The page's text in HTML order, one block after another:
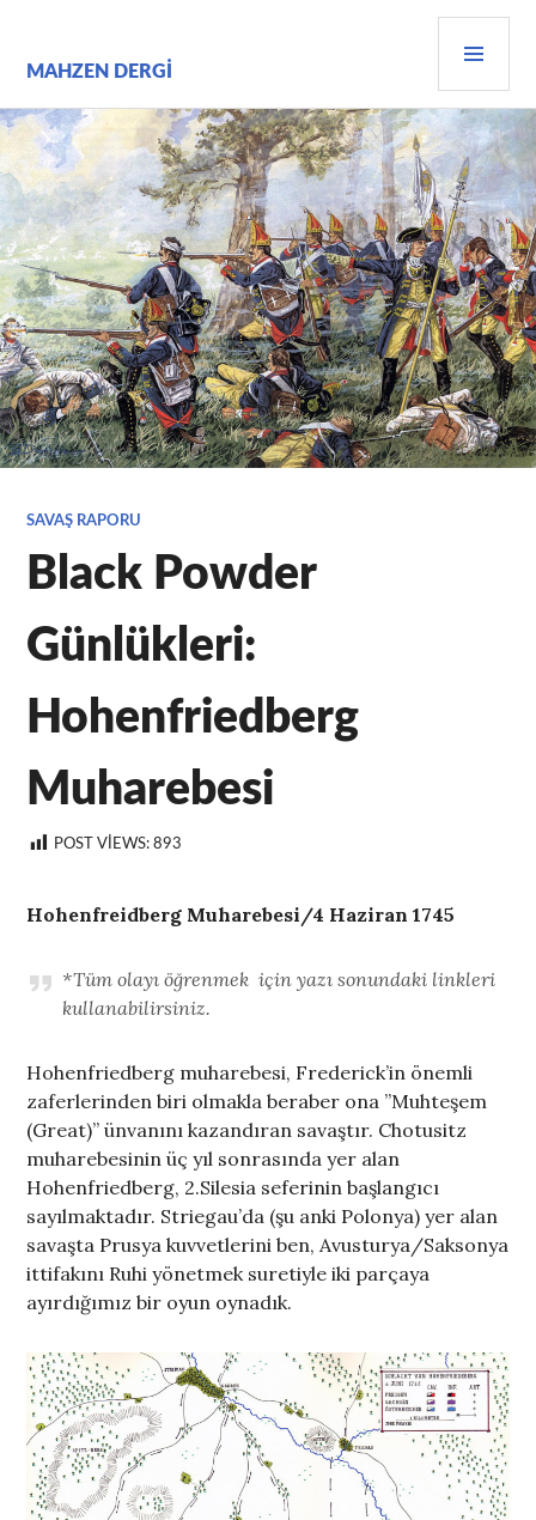
MAHZEN DERGI
SAVAŞ RAPORU
Black Powder
Günlükleri:
Hohenfriedberg
Muharebesi
POST VIEWS: 893
Hohenfreidberg Muharebesi/4 Haziran 1745
*Tüm olayı öğrenmek için yazı sonundaki linkleri
kullanabilirsiniz.
Hohenfriedberg muharebesi, Frederick’in önemli
zaferlerinden biri olmakla beraber ona ”Muhteşem
(Great)” ünvanını kazandıran savaştır. Chotusitz
muharebesinin üç yıl sonrasında yer alan
Hohenfriedberg, 2.Silesia seferinin başlangıcı
sayılmaktadır. Striegau’da (şu anki Polonya) yer alan
savaşta Prusya kuvvetlerini ben, Avusturya/Saksonya
ittifakını Ruhi yönetmek suretiyle iki parçaya
ayırdığımız bir oyun oynadık.